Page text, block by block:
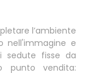
l’ambiente
nell'immagine e
sedute fisse da
punto vendita: